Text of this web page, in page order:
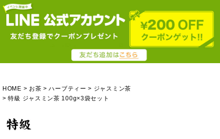
HOME お茶 ハーブティー
ジャスミン茶
特級 ジャスミン茶 100g×3袋セット